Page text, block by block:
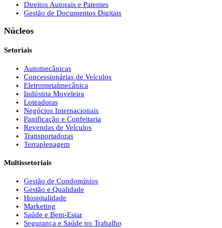
Direitos Autorais e Patentes
Gestão de Documentos Digitais
Núcleos
Setoriais
Automecânicas
Concessionárias de Veículos
Eletrometalmecânica
Indústria Moveleira
Loteadoras
Negócios Internacionais
Panificação e Confeitaria
Revendas de Veículos
Transportadoras
Terraplenagem
Multissetoriais
Gestão de Condomínios
Gestão e Qualidade
Hospitalidade
Marketing
Saúde e Bem-Estar
Segurança e Saúde no Trabalho